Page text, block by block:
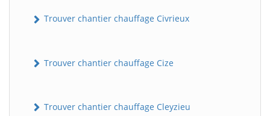
Trouver chantier chauffage Civrieux
Trouver chantier chauffage Cize
Trouver chantier chauffage Cleyzieu